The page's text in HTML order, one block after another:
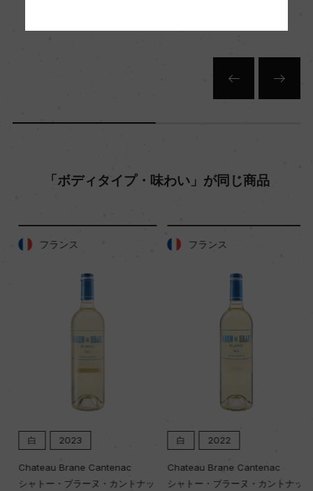
50ー60年
土壌
品質分類・原産地呼称
入数
12
「ボディタイプ・味わい」が同じ商品
フランス
白 2023
Chateau Brane Cantenac
シャトー・ブラーヌ・カントナッ
フランス
白 2022
Chateau Brane Cantenac
シャトー・ブラーヌ・カントナッ